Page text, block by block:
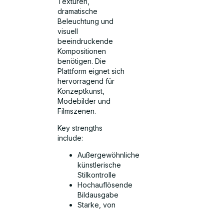
dramatische
Beleuchtung und
visuell
beeindruckende
Kompositionen
benötigen. Die
Plattform eignet sich
hervorragend für
Konzeptkunst,
Modebilder und
Filmszenen.
Key strengths
include:
Außergewöhnliche
künstlerische
Stilkontrolle
Hochauflösende
Bildausgabe
Starke, von